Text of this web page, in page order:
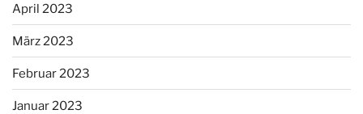
April 2023
März 2023
Februar 2023
Januar 2023